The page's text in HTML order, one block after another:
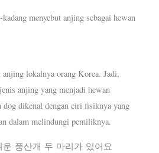
menyebut anjing sebagai hewan
anjing lokalnya orang Korea. Jadi,
anjing yang menjadi hewan
dikenal dengan ciri fisiknya yang
dalam melindungi pemiliknya.
운 풍산개 두 마리가 있어요